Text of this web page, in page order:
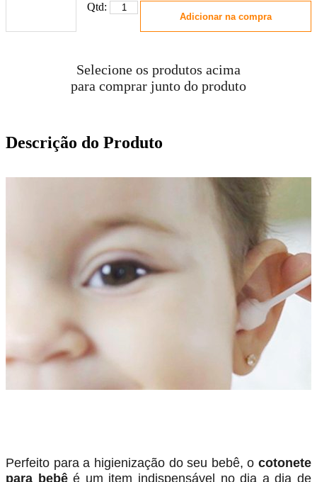
Qtd:
Adicionar na compra
Selecione os produtos acima
para comprar junto do produto
Descrição do Produto
Perfeito para a higienização do seu bebê, o cotonete
para bebêé um item indispensável no dia a dia de